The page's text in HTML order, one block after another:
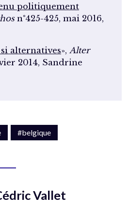
politiquement
n°425-425, mai 2016,
si alternatives», Alter
2014, Sandrine
#belgique
Vallet